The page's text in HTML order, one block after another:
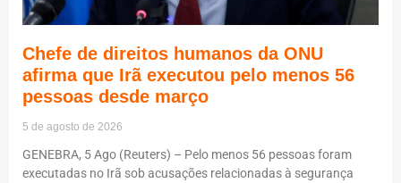
Chefe de direitos humanos da ONU
afirma que Irã executou pelo menos 56
pessoas desde março
5 de agosto de 2026
GENEBRA, 5 Ago (Reuters) – Pelo menos 56 pessoas foram
executadas no Irã sob acusações relacionadas à segurança